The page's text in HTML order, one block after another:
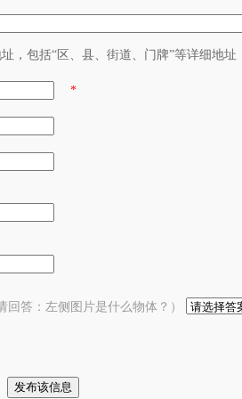
，包括“区、县、街道、门牌”等详细地址
*
回答：左侧图片是什么物体？）